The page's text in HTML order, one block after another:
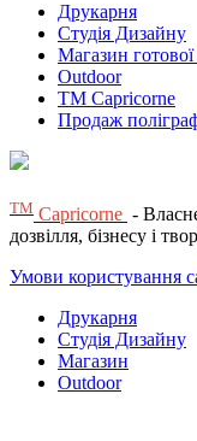
Друкарня
Студія Дизайну
Магазин готової
Outdoor
TM Capricorne
Продаж
ТМ Capricorne -
дозвілля, бізнесу і
Умови користування
Друкарня
Студія Дизайну
Магазин
Outdoor